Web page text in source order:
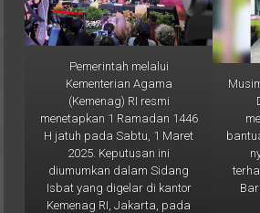
Pemerintah melalui
Kementerian Agama
(Kemenag) RI resmi
menetapkan 1 Ramadan 1446
H jatuh pada Sabtu, 1 Maret
2025. Keputusan ini
diumumkan dalam Sidang
Isbat yang digelar di kantor
Kemenag RI, Jakarta, pada
Jumat (28/2). Foto: LINES